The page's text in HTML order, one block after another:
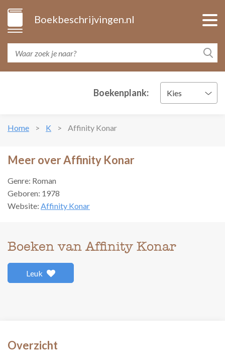
Boekbeschrijvingen.nl
Boekenplank: Kies
Home K Affinity Konar
Meer over Affinity Konar
Genre: Roman
Geboren: 1978
Website: Affinity Konar
Boeken van Affinity Konar
Leuk
Overzicht